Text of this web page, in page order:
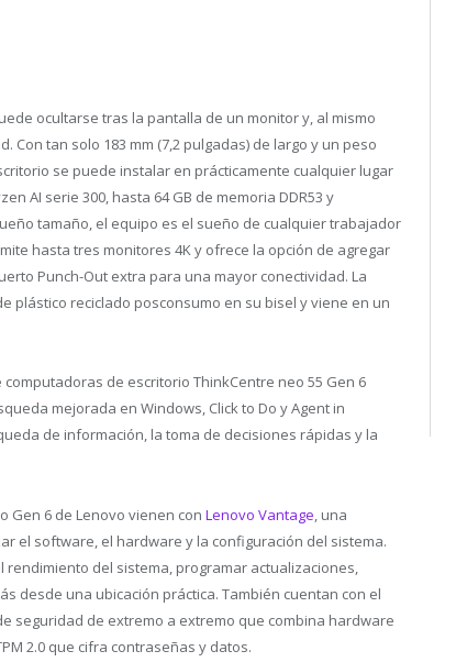
ocultarse tras la pantalla de un monitor y, al mismo
Con tan solo 183 mm (7,2 pulgadas) de largo y un peso
se puede instalar en prácticamente cualquier lugar
AI serie 300, hasta 64 GB de memoria DDR53 y
tamaño, el equipo es el sueño de cualquier trabajador
hasta tres monitores 4K y ofrece la opción de agregar
Punch-Out extra para una mayor conectividad. La
plástico reciclado posconsumo en su bisel y viene en un
computadoras de escritorio ThinkCentre neo 55 Gen 6
mejorada en Windows, Click to Do y Agent in
de información, la toma de decisiones rápidas y la
Gen 6 de Lenovo vienen con Lenovo Vantage , una
el software, el hardware y la configuración del sistema.
del sistema, programar actualizaciones,
desde una ubicación práctica. También cuentan con el
seguridad de extremo a extremo que combina hardware
2.0 que cifra contraseñas y datos.